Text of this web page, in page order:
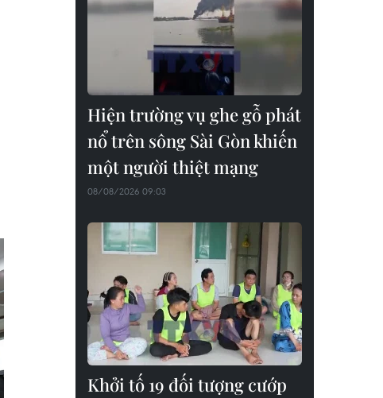
Hiện trường vụ ghe gỗ phát
nổ trên sông Sài Gòn khiến
một người thiệt mạng
08/08/2026 09:03
Khởi tố 19 đối tượng cướp